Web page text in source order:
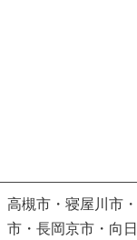
高槻市・寝屋川市
市・長岡京市・向